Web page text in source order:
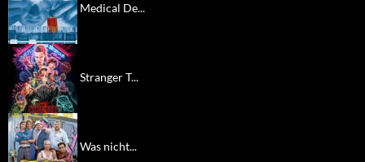
Medical De...
Stranger T...
Was nicht...